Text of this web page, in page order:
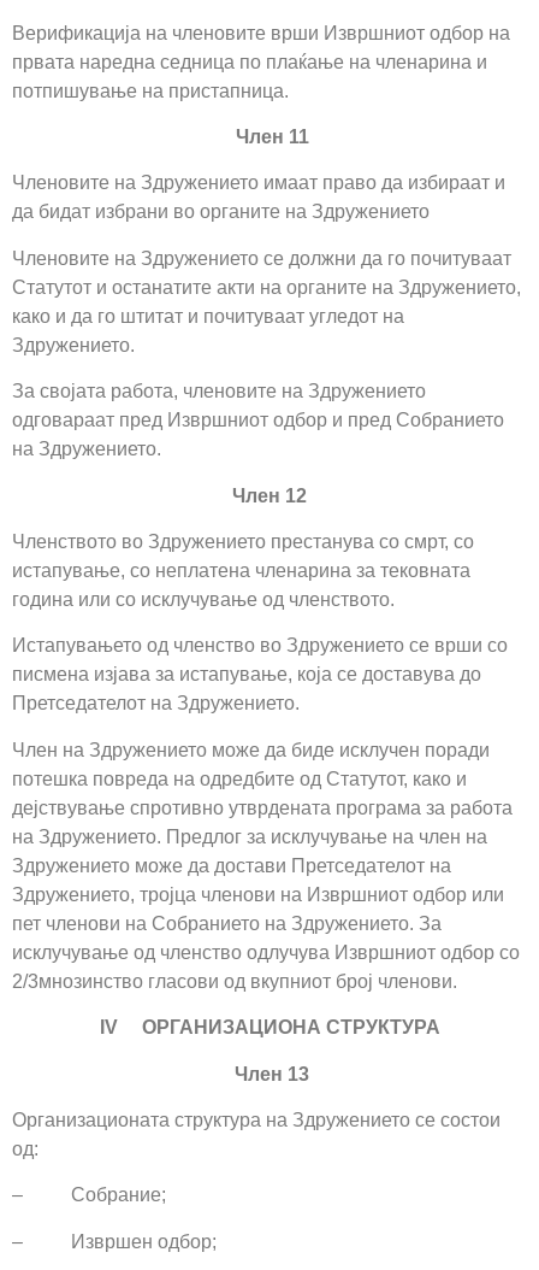
Верификација на членовите врши Извршниот одбор на
првата наредна седница по плаќање на членарина и
потпишување на пристапница.
Член 11
Членовите на Здружението имаат право да избираат и
да бидат избрани во органите на Здружението
Членовите на Здружението се должни да го почитуваат
Статутот и останатите акти на органите на Здружението,
како и да го штитат и почитуваат угледот на
Здружението.
За својата работа, членовите на Здружението
одговараат пред Извршниот одбор и пред Собранието
на Здружението.
Член 12
Членството во Здружението престанува со смрт, со
истапување, со неплатена членарина за тековната
година или со исклучување од членството.
Истапувањето од членство во Здружението се врши со
писмена изјава за истапување, која се доставува до
Претседателот на Здружението.
Член на Здружението може да биде исклучен поради
потешка повреда на одредбите од Статутот, како и
дејствување спротивно утврдената програма за работа
на Здружението. Предлог за исклучување на член на
Здружението може да достави Претседателот на
Здружението, тројца членови на Извршниот одбор или
пет членови на Собранието на Здружението. За
исклучување од членство одлучува Извршниот одбор со
2/3мнозинство гласови од вкупниот број членови.
IV ОРГАНИЗАЦИОНА СТРУКТУРА
Член 13
Организационата структура на Здружението се состои
од:
– Собрание;
– Извршен одбор;